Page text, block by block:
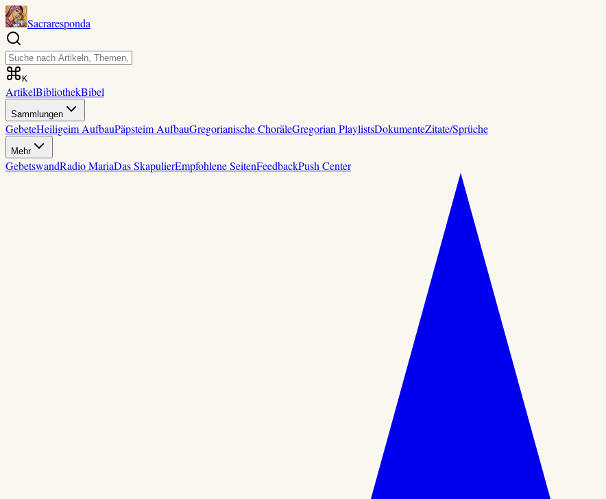
Sacraresponda
K
ArtikelBibliothekBibel
Sammlungen
GebeteHeiligeim AufbauPäpsteim AufbauGregorianische ChoräleGregorian PlaylistsDokumenteZitate/Sprüche
Mehr
GebetswandRadio MariaDas SkapulierEmpfohlene SeitenFeedbackPush Center